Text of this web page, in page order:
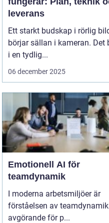
leverans
Ett starkt budskap i rörlig
börjar sällan i kameran. Det
i en tydlig...
06 december 2025
Emotionell AI för
teamdynamik
I moderna arbetsmiljöer är
förståelsen av teamdynamik
avgörande för p...